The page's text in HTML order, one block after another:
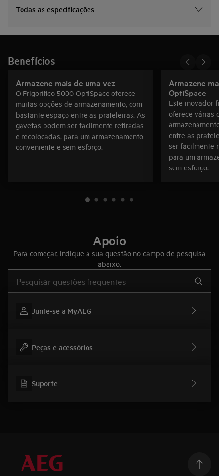
Todas as especificações
Benefícios
Armazene mais de uma vez
O Frigorífico 5000 OptiSpace oferece
muitas opções de armazenamento, com
bastante espaço entre as prateleiras. As
gavetas podem ser facilmente retiradas
e recolocadas, para um armazenamento
conveniente e sem esforço.
Armazene
OptiSpace
Este inovador
oferece várias
entre as
ser facilmente
para um
sem esforço.
Apoio
Para começar, indique a sua questão no campo de pesquisa
abaixo.
Junte-se à MyAEG
Peças e acessórios
Suporte